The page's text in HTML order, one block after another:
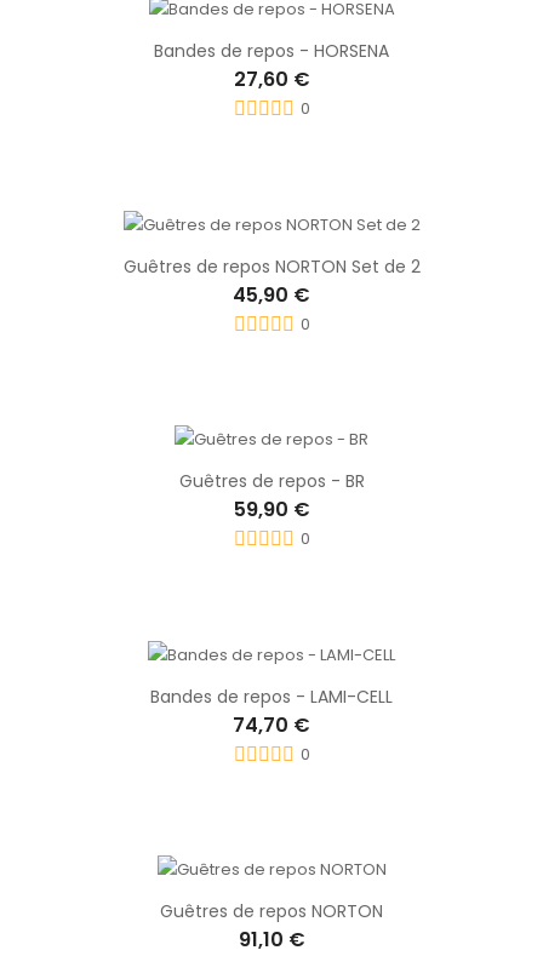
Bandes de repos - HORSENA
27,60 €
0
Guêtres de repos NORTON Set de 2
45,90 €
0
Guêtres de repos - BR
59,90 €
0
Bandes de repos - LAMI-CELL
74,70 €
0
Guêtres de repos NORTON
91,10 €